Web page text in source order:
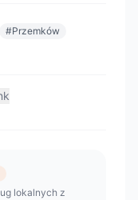
#Przemków
lokalnych z